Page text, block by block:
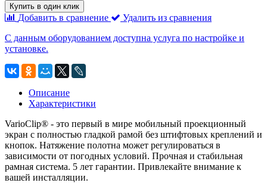
Купить в один клик
Добавить в сравнение
Удалить из сравнения
С данным оборудованием доступна услуга по настройке и
установке.
Описание
Характеристики
VarioClip® - это первый в мире мобильный проекционный
экран с полностью гладкой рамой без штифтовых креплений и
кнопок. Натяжение полотна может регулироваться в
зависимости от погодных условий. Прочная и стабильная
рамная система. 5 лет гарантии. Привлекайте внимание к
вашей инсталляции.